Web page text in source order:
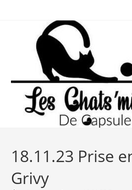
18.11.23 Prise
Grivy